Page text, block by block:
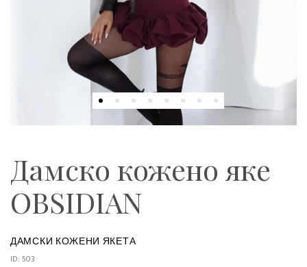
Дамско кожено яке
OBSIDIAN
ДАМСКИ КОЖЕНИ ЯКЕТА
ID: 503